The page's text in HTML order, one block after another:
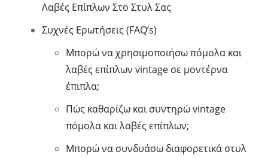
Λαβές Επίπλων Στο Στυλ Σας
Συχνές Ερωτήσεις (FAQ’s)
Μπορώ να χρησιμοποιήσω πόμολα και
λαβές επίπλων vintage σε μοντέρνα
έπιπλα;
Πώς καθαρίζω και συντηρώ vintage
πόμολα και λαβές επίπλων;
Μπορώ να συνδυάσω διαφορετικά στυλ